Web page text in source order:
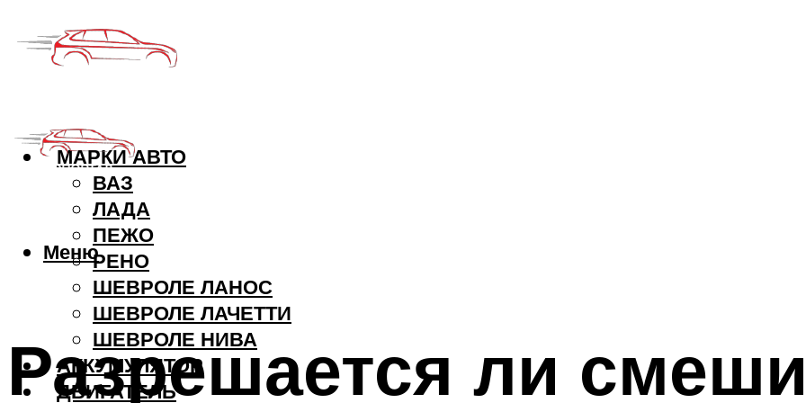
МАРКИ АВТО
ВАЗ
ЛАДА
ПЕЖО
РЕНО
ШЕВРОЛЕ ЛАНОС
ШЕВРОЛЕ ЛАЧЕТТИ
ШЕВРОЛЕ НИВА
АККУМУЛЯТОР
ДВИГАТЕЛЬ
Меню
Разрешается ли